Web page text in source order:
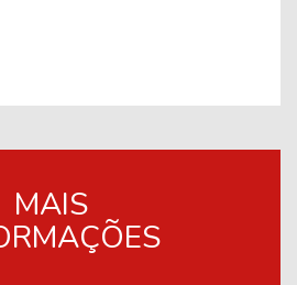
MAIS